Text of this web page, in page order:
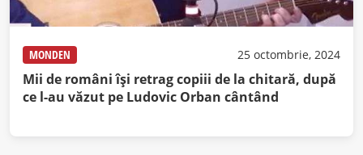
MONDEN 25 octombrie, 2024
Mii de români își retrag copiii de la chitară, după
ce l-au văzut pe Ludovic Orban cântând